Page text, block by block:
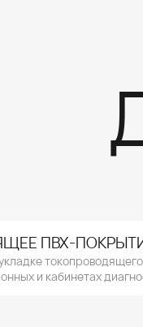
ПВХ-
и кабинетах